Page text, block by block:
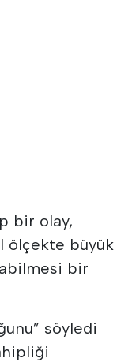
bir olay,
ölçekte büyük
bir
söyledi